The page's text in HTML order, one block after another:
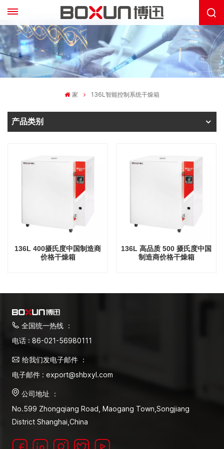
家 136L智能控制系统干燥箱
产品类别
136L 400摄氏度中国制造商
价格干燥箱
136L 高品质 500 摄氏度中国
制造商价格干燥箱
全国统一热线 ：
电话 : 86-021-56980111
给我们发电子邮件 ：
电子邮件 : export@shbxyl.com
公司地址 ：
No.599 Zhongqiang Road, Maogang Town,Songjiang
District Shanghai,China